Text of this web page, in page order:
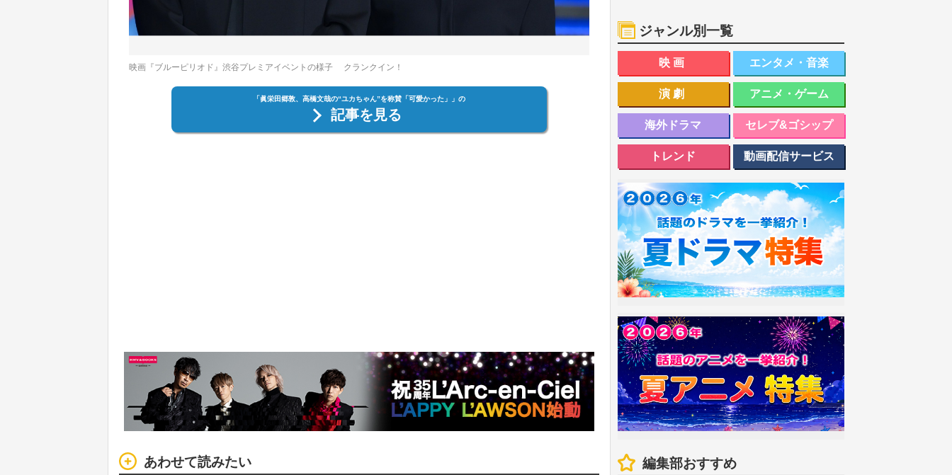
映画『ブルーピリオド』渋谷プレミアイベントの様子 クランクイン！
「眞栄田郷敦、高橋文哉の“ユカちゃん”を称賛「可愛かった」」の
記事を見る
あわせて読みたい
ジャンル別一覧
映画 エンタメ・音楽
演劇 アニメ・ゲーム
海外ドラマ セレブ&ゴシップ
トレンド 動画配信サービス
編集部おすすめ